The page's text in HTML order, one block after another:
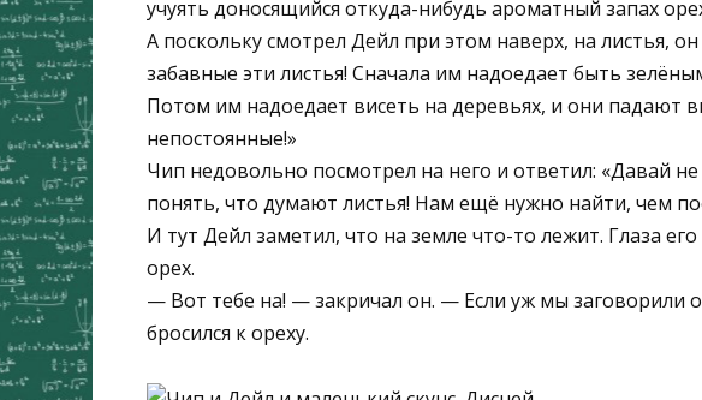
учуять доносящийся откуда-нибудь ароматный запах
А поскольку смотрел Дейл при этом наверх, на листья,
забавные эти листья! Сначала им надоедает быть
Потом им надоедает висеть на деревьях, и они падают
непостоянные!»
Чип недовольно посмотрел на него и ответил: «Давай
понять, что думают листья! Нам ещё нужно найти, чем
И тут Дейл заметил, что на земле что-то лежит. Глаза
орех.
— Вот тебе на! — закричал он. — Если уж мы заговорили
бросился к ореху.